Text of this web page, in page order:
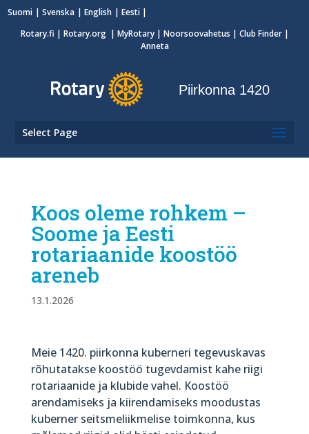
Suomi Svenska English
Eesti
Rotary.fi | Rotary.org | MyRotary| Noorsoovahetus | Club Finder|
Anneta
Piirkonna 1420
Select Page
Koos oleme rohkem –
Soome ja Eesti
rotariaanide koostöö
areneb
13.1.2026
Meie 1420. piirkonna kuberneri tegevuskavas
rõhutatakse koostöö tugevdamist kahe riigi
rotariaanide ja klubide vahel. Koostöö
arendamiseks ja kiirendamiseks moodustas
kuberner seitsmeliikmelise toimkonna, kus